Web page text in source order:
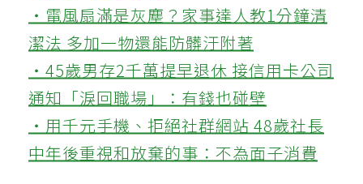
‧電風扇滿是灰塵？家事達人教1分鐘清
潔法 多加一物還能防髒汙附著
‧45歲男存2千萬提早退休 接信用卡公司
通知「淚回職場」：有錢也碰壁
‧用千元手機、拒絕社群網站 48歲社長
中年後重視和放棄的事：不為面子消費